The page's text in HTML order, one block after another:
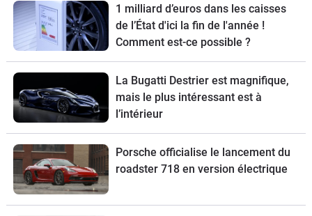
1 milliard d’euros dans les caisses
de l’État d'ici la fin de l'année !
Comment est-ce possible ?
La Bugatti Destrier est magnifique,
mais le plus intéressant est à
l’intérieur
Porsche officialise le lancement du
roadster 718 en version électrique